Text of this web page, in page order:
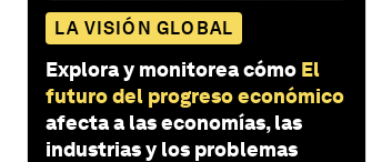
LA VISIÓN GLOBAL
Explora y monitorea cómo El
futuro del progreso económico
afecta a las economías, las
industrias y los problemas